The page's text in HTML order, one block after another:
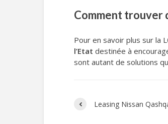
Comment trouver
Pour en savoir plus sur la
l’Etat destinée à
sont autant de solutions
Leasing Nissan